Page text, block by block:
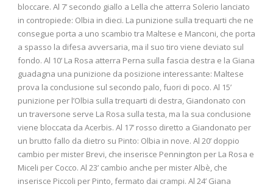
bloccare. Al 7’ secondo giallo a Lella che atterra Solerio lanciato
in contropiede: Olbia in dieci. La punizione sulla trequarti che ne
consegue porta a uno scambio tra Maltese e Manconi, che porta
a spasso la difesa avversaria, ma il suo tiro viene deviato sul
fondo. Al 10’ La Rosa atterra Perna sulla fascia destra e la Giana
guadagna una punizione da posizione interessante: Maltese
prova la conclusione sul secondo palo, fuori di poco. Al 15’
punizione per l’Olbia sulla trequarti di destra, Giandonato con
un traversone serve La Rosa sulla testa, ma la sua conclusione
viene bloccata da Acerbis. Al 17’ rosso diretto a Giandonato per
un brutto fallo da dietro su Pinto: Olbia in nove. Al 20’ doppio
cambio per mister Brevi, che inserisce Pennington per La Rosa e
Miceli per Cocco. Al 23’ cambio anche per mister Albè, che
inserisce Piccoli per Pinto, fermato dai crampi. Al 24’ Giana